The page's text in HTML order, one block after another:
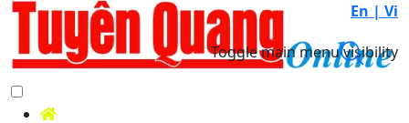
En | Vi
Toggle main menu visibility